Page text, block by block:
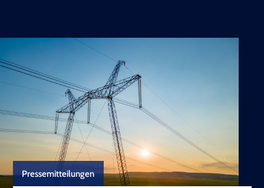
Pressemitteilungen